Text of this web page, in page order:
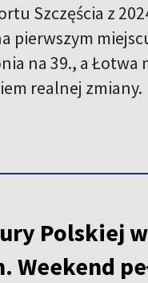
Szczęścia z
pierwszym
na 39., a Łotwa
realnej zmiany.
Polskiej w
Weekend